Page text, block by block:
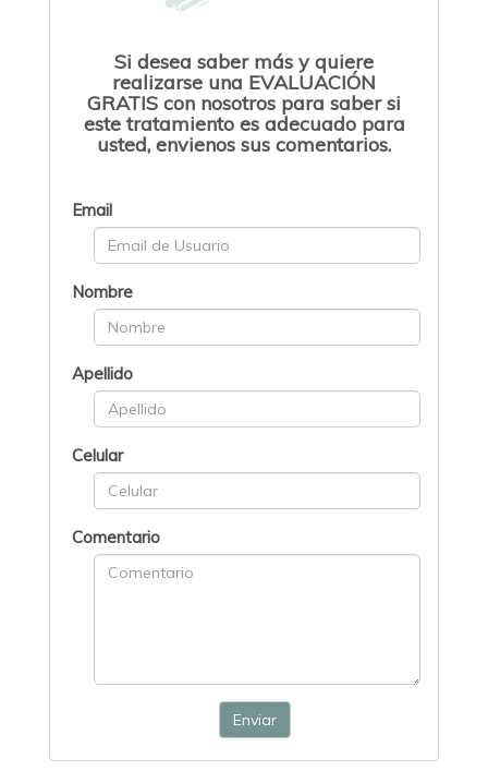
Si desea saber más y quiere
realizarse una EVALUACIÓN
GRATIS con nosotros para saber si
este tratamiento es adecuado para
usted, envienos sus comentarios.
Email
Nombre
Apellido
Celular
Comentario
Enviar